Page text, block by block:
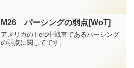
事があったので質問用に作成したASIAサ
ーバーアカウント...
M26 パーシングの弱点[WoT]
アメリカのTier8中戦車であるパーシング
の弱点に関してです。